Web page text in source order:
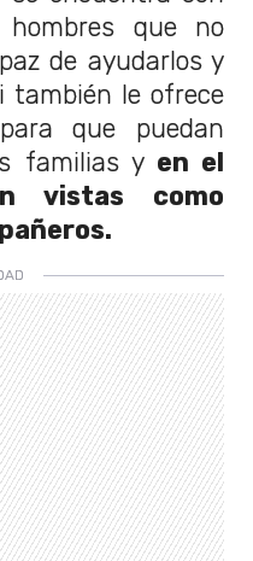
que no
de ayudarlos y
también le ofrece
que puedan
familias y en el
vistas como